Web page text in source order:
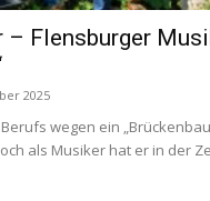
Flensburger
2025
wegen ein
als Musiker hat er in der